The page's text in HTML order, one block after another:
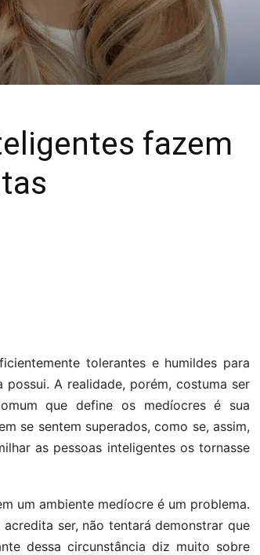
fazem
tolerantes e humildes para
A realidade, porém, costuma ser
que define os medíocres é sua
se sentem superados, como se, assim,
as pessoas inteligentes os tornasse
um ambiente medíocre é um problema.
ser, não tentará demonstrar que
dessa circunstância diz muito sobre